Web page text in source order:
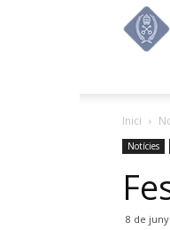
Inici
Notícies
8 de